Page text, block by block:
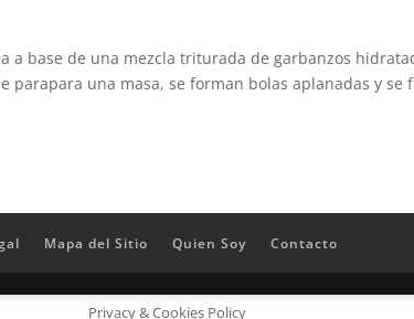
a base de una mezcla triturada de garbanzos
parapara una masa, se forman bolas aplanadas y se
Mapa del Sitio Quien Soy Contacto
Privacy & Cookies Policy